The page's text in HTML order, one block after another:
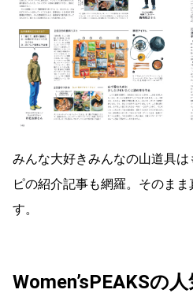
みんな大好きみんなの山道具
ピの紹介記事も網羅。そのま
す。
Women’sPEAKSの